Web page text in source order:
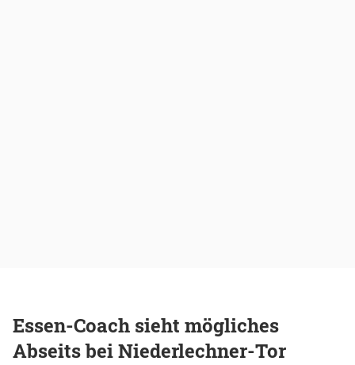
Essen-Coach sieht mögliches
Abseits bei Niederlechner-Tor